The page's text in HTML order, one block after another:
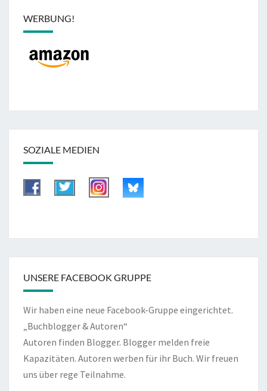
WERBUNG!
SOZIALE MEDIEN
UNSERE FACEBOOK GRUPPE
Wir haben eine neue Facebook-Gruppe eingerichtet.
„Buchblogger & Autoren“
Autoren finden Blogger. Blogger melden freie
Kapazitäten. Autoren werben für ihr Buch. Wir freuen
uns über rege Teilnahme.